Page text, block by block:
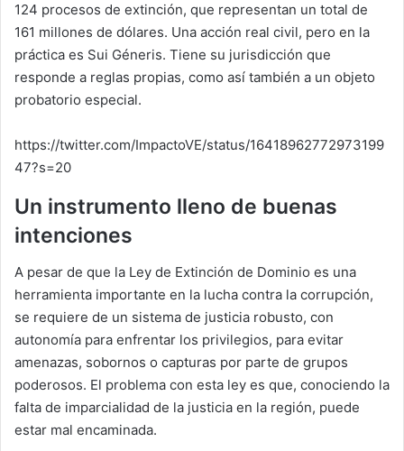
124 procesos de extinción, que representan un total de
161 millones de dólares. Una acción real civil, pero en la
práctica es Sui Géneris. Tiene su jurisdicción que
responde a reglas propias, como así también a un objeto
probatorio especial.
https://twitter.com/ImpactoVE/status/16418962772973199
47?s=20
Un instrumento lleno de buenas
intenciones
A pesar de que la Ley de Extinción de Dominio es una
herramienta importante en la lucha contra la corrupción,
se requiere de un sistema de justicia robusto, con
autonomía para enfrentar los privilegios, para evitar
amenazas, sobornos o capturas por parte de grupos
poderosos. El problema con esta ley es que, conociendo la
falta de imparcialidad de la justicia en la región, puede
estar mal encaminada.